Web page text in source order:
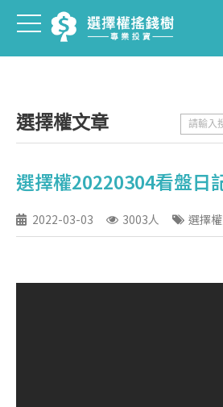
選擇權文章
選擇權20220304看盤日
2022-03-03 3003人 選擇